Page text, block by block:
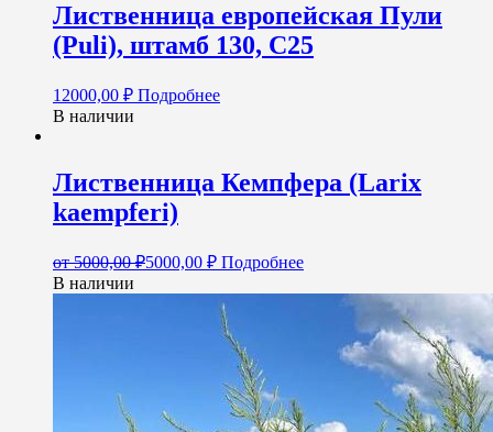
Лиственница европейская Пули
(Puli), штамб 130, С25
12000,00 ₽ Подробнее
В наличии
Лиственница Кемпфера (Larix
kaempferi)
от5000,00₽5000,00 ₽ Подробнее
В наличии